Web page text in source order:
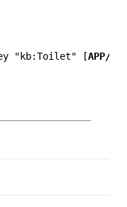
"kb:Toilet" [APP/